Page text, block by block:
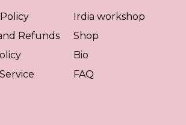
Refunds
Irdia workshop
Shop
Bio
FAQ